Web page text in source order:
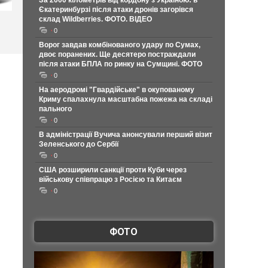
Єкатеринбурзі після атаки дронів загорівся
склад Wildberries. ФОТО. ВІДЕО
0
Ворог завдав комбінованого удару по Сумах,
двоє поранених. Ще десятеро постраждали
після атаки БПЛА по ринку на Сумщині. ФОТО
0
На аеродромі "Гвардійське" в окупованому
Криму спалахнула масштабна пожежа на складі
пального
0
В адміністрації Вучича анонсували перший візит
Зеленського до Сербії
0
США розширили санкції проти Куби через
військову співпрацю з Росією та Китаєм
0
ФОТО